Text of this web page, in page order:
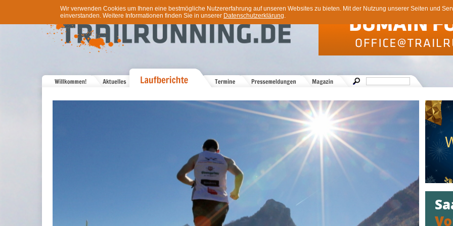
Wir verwenden Cookies um Ihnen eine bestmögliche Nutzererfahrung auf unseren Websites zu bieten. Mit der Nutzung unserer Seiten und
einverstanden. Weitere Informationen finden Sie in unserer Datenschutzerklärung.